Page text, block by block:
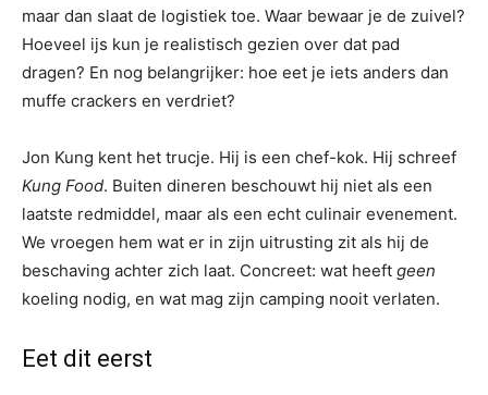
maar dan slaat de logistiek toe. Waar bewaar je de zuivel?
Hoeveel ijs kun je realistisch gezien over dat pad
dragen? En nog belangrijker: hoe eet je iets anders dan
muffe crackers en verdriet?
Jon Kung kent het trucje. Hij is een chef-kok. Hij schreef
Kung Food. Buiten dineren beschouwt hij niet als een
laatste redmiddel, maar als een echt culinair evenement.
We vroegen hem wat er in zijn uitrusting zit als hij de
beschaving achter zich laat. Concreet: wat heeft geen
koeling nodig, en wat mag zijn camping nooit verlaten.
Eet dit eerst